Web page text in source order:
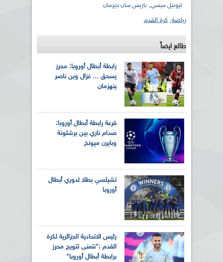
ليونيل ميسي, باريس سان جيرمان
رياضة, كرة القدم
طالع ايضاً
رابطة أبطال أوروبا: محرز
يسحق ... غزال وبن ناصر
ينهزمان
قرعة رابطة أبطال أوروبا:
صدام ناري بين برشلونة
وبايرن ميونخ
تشيلسي بطلا لدوري أبطال
أوروبا
رئيس الاتحادية الجزائرية لكرة
القدم :"نتمنى تتويج محرز
برابطة أبطال أوروبا"